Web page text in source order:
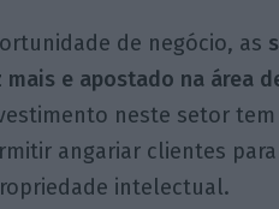
de negócio, as
e apostado na área
neste setor
angariar clientes
intelectual.